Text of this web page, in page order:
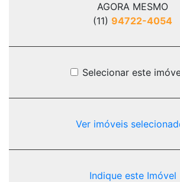
AGORA MESMO
(11) 94722-4054
Selecionar este
Ver imóveis
Indique este Imóvel